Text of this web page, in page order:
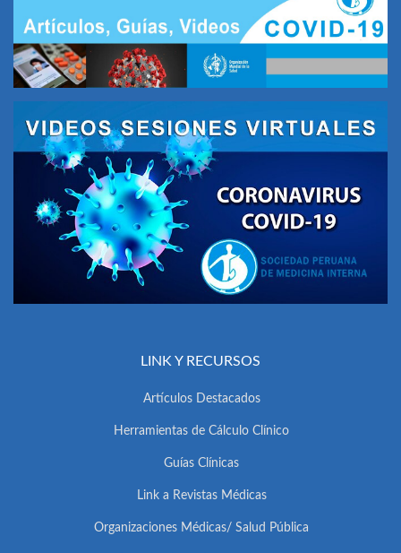
LINK Y RECURSOS
Artículos Destacados
Herramientas de Cálculo Clínico
Guías Clínicas
Link a Revistas Médicas
Organizaciones Médicas/ Salud Pública